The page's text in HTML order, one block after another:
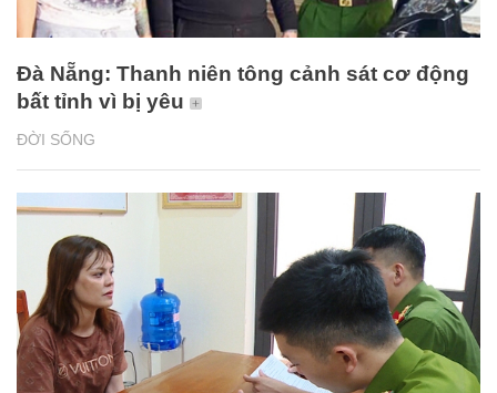
ĐỜI SỐNG
Đà Nẵng: Thanh niên tông cảnh sát cơ động
bất tỉnh vì bị yêu